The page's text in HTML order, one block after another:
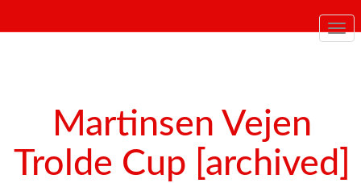
Martinsen Vejen
Trolde Cup [archived]